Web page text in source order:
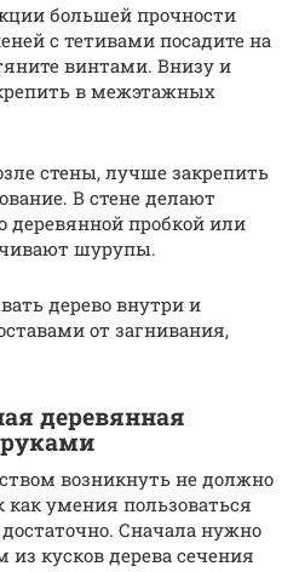
большей прочности
с тетивами посадите на
винтами. Внизу и
в межэтажных
стены, лучше закрепить
В стене делают
деревянной пробкой или
шурупы.
дерево внутри и
от загнивания,
деревянная
возникнуть не должно
как умения пользоваться
Сначала нужно
кусков дерева сечения